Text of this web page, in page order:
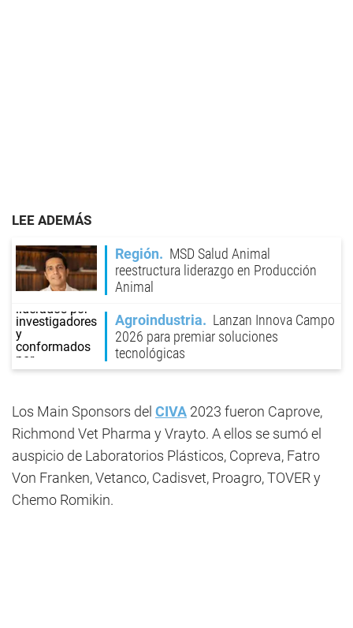
LEE ADEMÁS
Región
MSD Salud Animal
reestructura liderazgo en Producción
Animal
Agroindustria
Lanzan Innova Campo
2026 para premiar soluciones
tecnológicas
Los Main Sponsors del CIVA 2023 fueron Caprove,
Richmond Vet Pharma y Vrayto. A ellos se sumó el
auspicio de Laboratorios Plásticos, Copreva, Fatro
Von Franken, Vetanco, Cadisvet, Proagro, TOVER y
Chemo Romikin.